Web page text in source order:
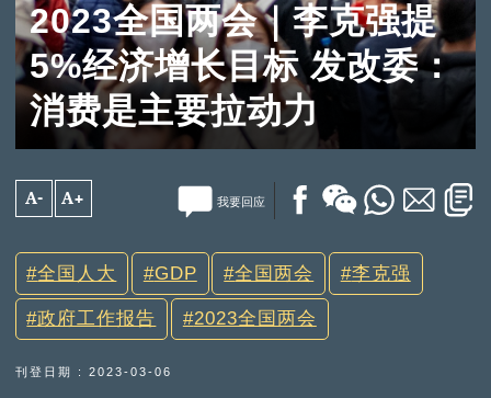
2023全国两会｜李克强提
5%经济增长目标 发改委：
消费是主要拉动力
A- A+ 我要回应
全国人大 GDP 全国两会 李克强
政府工作报告 2023全国两会
刊登日期 : 2023-03-06